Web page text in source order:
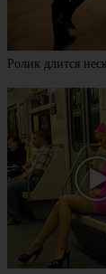
Ролик длится